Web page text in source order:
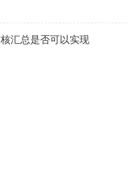
汇总是否可以实现